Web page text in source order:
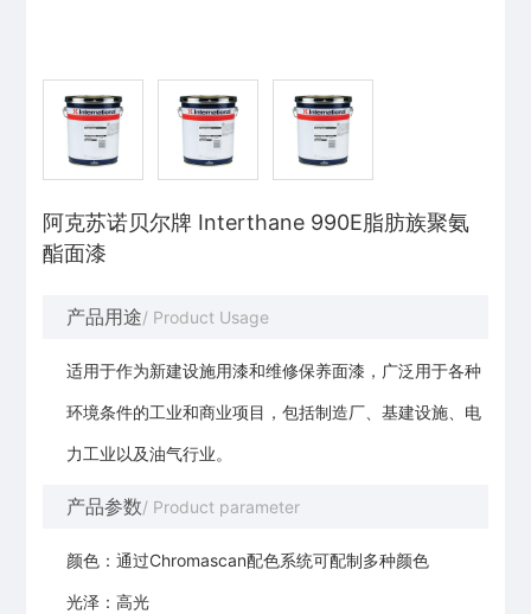
阿克苏诺贝尔牌 Interthane 990E脂肪族聚氨
酯面漆
产品用途/ Product Usage
适用于作为新建设施用漆和维修保养面漆，广泛用于各种
环境条件的工业和商业项目，包括制造厂、基建设施、电
力工业以及油气行业。
产品参数/ Product parameter
颜色：通过Chromascan配色系统可配制多种颜色
光泽：高光